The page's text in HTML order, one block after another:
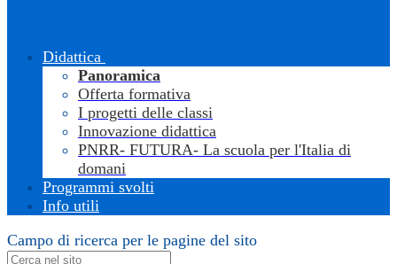
Didattica
Panoramica
Offerta formativa
I progetti delle classi
Innovazione didattica
PNRR- FUTURA- La scuola per l'Italia di
domani
Programmi svolti
Info utili
Campo di ricerca per le pagine del sito